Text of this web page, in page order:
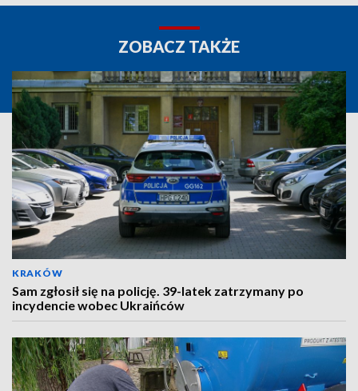
ZOBACZ TAKŻE
KRAKÓW
Sam zgłosił się na policję. 39-latek zatrzymany po
incydencie wobec Ukraińców